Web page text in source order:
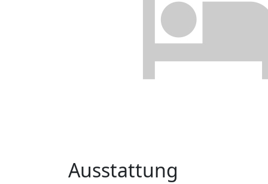
Ausstattung